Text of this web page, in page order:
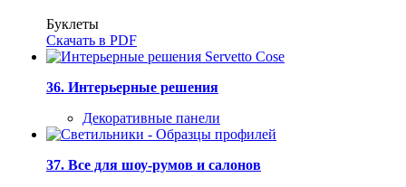
Буклеты
Скачать в PDF
36. Интерьерные решения
Декоративные панели
37. Все для шоу-румов и салонов